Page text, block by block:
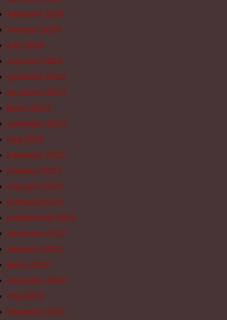
kwiecień 2024
marzec 2024
luty 2024
styczeń 2024
grudzień 2023
wrzesień 2023
lipiec 2023
czerwiec 2023
maj 2023
kwiecień 2023
marzec 2023
styczeń 2023
listopad 2022
październik 2022
wrzesień 2022
sierpień 2022
lipiec 2022
czerwiec 2022
maj 2022
kwiecień 2022